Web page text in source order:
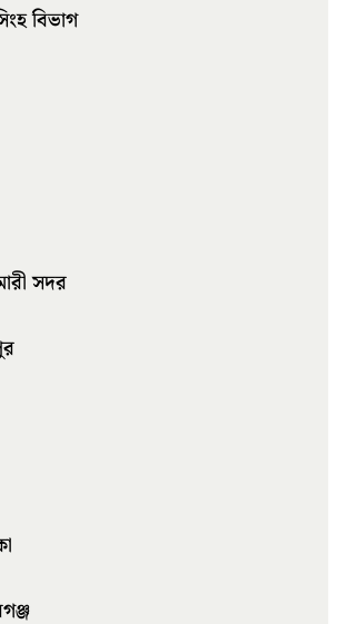
বিভাগ
সদর